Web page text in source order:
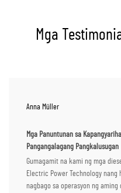
Mga
Anna Müller
Mga Panuntunan sa
Pangangalagang Pangkalusugan
Gumagamit na kami ng mga
Electric Power Technology
nagbago sa operasyon ng